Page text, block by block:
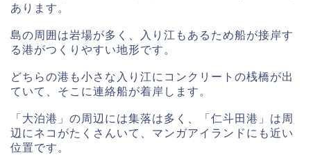
あります。
島の周囲は岩場が多く、入り江もあるため船が接岸す
る港がつくりやすい地形です。
どちらの港も小さな入り江にコンクリートの桟橋が出
ていて、そこに連絡船が着岸します。
「大泊港」の周辺には集落は多く、「仁斗田港」は周
辺にネコがたくさんいて、マンガアイランドにも近い
位置です。